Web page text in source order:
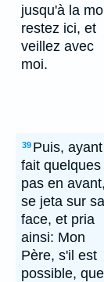
jusqu'à la
restez ici, et
veillez avec
moi.
39 Puis, ayant
fait quelques
pas en
se jeta sur sa
face, et pria
ainsi: Mon
Père, s'il est
possible, que